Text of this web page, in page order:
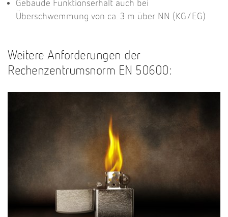
Gebäude Funktionserhalt auch bei
Überschwemmung von ca. 3 m über NN (KG/EG)
Weitere Anforderungen der
Rechenzentrumsnorm EN 50600: